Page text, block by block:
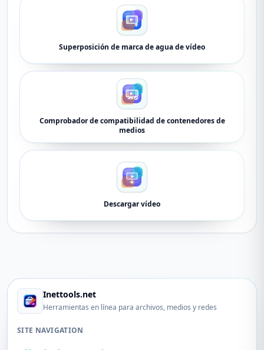
Superposición de marca de agua de vídeo
Comprobador de compatibilidad de contenedores de
medios
Descargar vídeo
Inettools.net
Herramientas en línea para archivos, medios y redes
SITE NAVIGATION